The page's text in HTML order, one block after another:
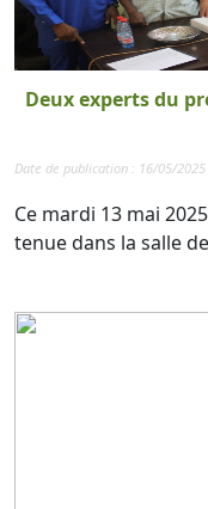
Deux experts du
Date de publication : 16/05/2025
Ce mardi 13 mai
tenue dans la salle